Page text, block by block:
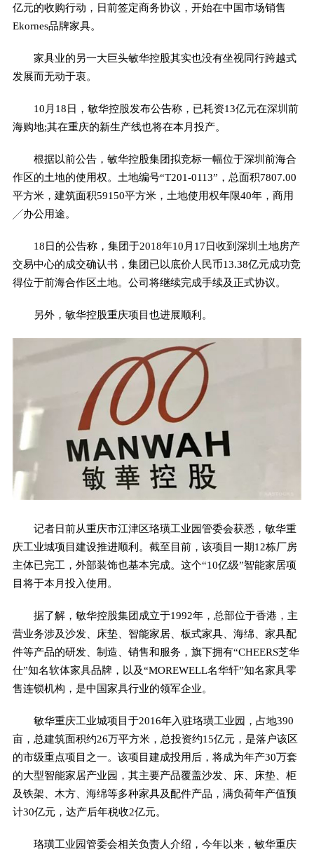
亿元的收购行动，日前签定商务协议，开始在中国市场销售
Ekornes品牌家具。
家具业的另一大巨头敏华控股其实也没有坐视同行跨越式
发展而无动于衷。
10月18日，敏华控股发布公告称，已耗资13亿元在深圳前
海购地;其在重庆的新生产线也将在本月投产。
根据以前公告，敏华控股集团拟竞标一幅位于深圳前海合
作区的土地的使用权。土地编号“T201-0113”，总面积7807.00
平方米，建筑面积59150平方米，土地使用权年限40年，商用
╱办公用途。
18日的公告称，集团于2018年10月17日收到深圳土地房产
交易中心的成交确认书，集团已以底价人民币13.38亿元成功竞
得位于前海合作区土地。公司将继续完成手续及正式协议。
另外，敏华控股重庆项目也进展顺利。
记者日前从重庆市江津区珞璜工业园管委会获悉，敏华重
庆工业城项目建设推进顺利。截至目前，该项目一期12栋厂房
主体已完工，外部装饰也基本完成。这个“10亿级”智能家居项
目将于本月投入使用。
据了解，敏华控股集团成立于1992年，总部位于香港，主
营业务涉及沙发、床垫、智能家居、板式家具、海绵、家具配
件等产品的研发、制造、销售和服务，旗下拥有“CHEERS芝华
仕”知名软体家具品牌，以及“MOREWELL名华轩”知名家具零
售连锁机构，是中国家具行业的领军企业。
敏华重庆工业城项目于2016年入驻珞璜工业园，占地390
亩，总建筑面积约26万平方米，总投资约15亿元，是落户该区
的市级重点项目之一。该项目建成投用后，将成为年产30万套
的大型智能家居产业园，其主要产品覆盖沙发、床、床垫、柜
及铁架、木方、海绵等多种家具及配件产品，满负荷年产值预
计30亿元，达产后年税收2亿元。
珞璜工业园管委会相关负责人介绍，今年以来，敏华重庆